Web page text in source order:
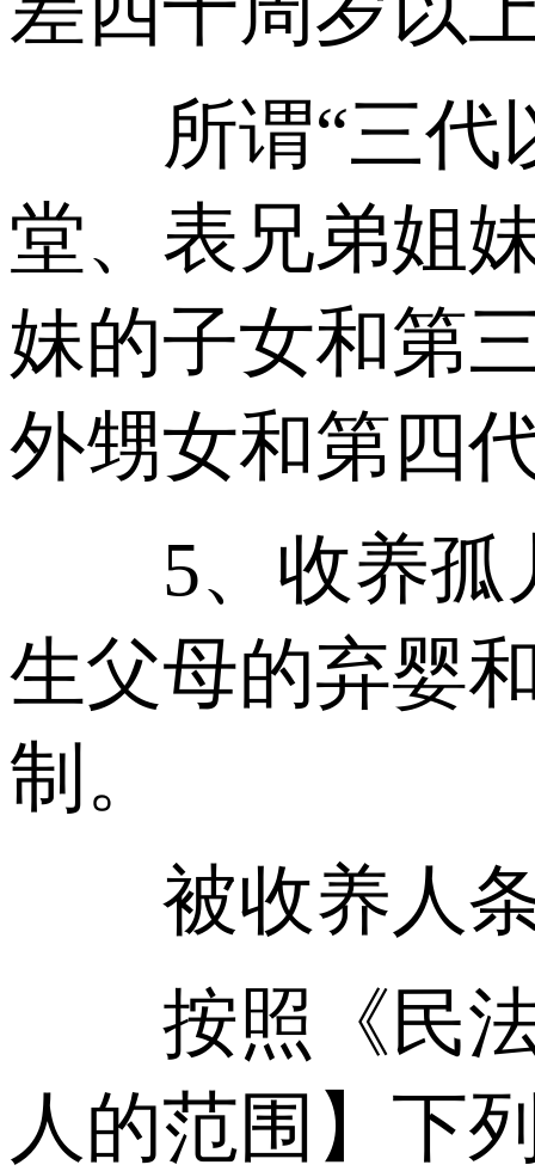
所谓“三代以
堂、表兄弟姐
妹的子女和第
外甥女和第四
5、收养孤儿
生父母的弃婴
制。
被收养人
按照《民法
人的范围】下